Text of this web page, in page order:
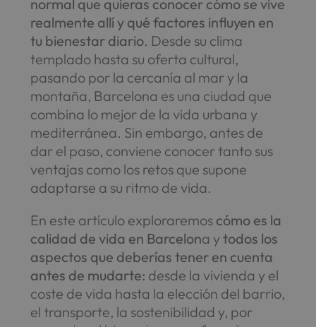
normal que quieras conocer cómo se vive
realmente allí y qué factores influyen en
tu bienestar diario. Desde su clima
templado hasta su oferta cultural,
pasando por la cercanía al mar y la
montaña, Barcelona es una ciudad que
combina lo mejor de la vida urbana y
mediterránea. Sin embargo, antes de
dar el paso, conviene conocer tanto sus
ventajas como los retos que supone
adaptarse a su ritmo de vida.
En este artículo exploraremos cómo es la
calidad de vida en Barcelona ytodos los
aspectos que deberías tener en cuenta
antes de mudarte: desde la vivienda y el
coste de vida hasta la elección del barrio,
el transporte, la sostenibilidad y, por